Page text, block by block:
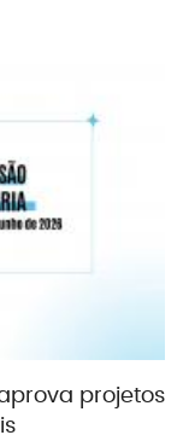
projetos